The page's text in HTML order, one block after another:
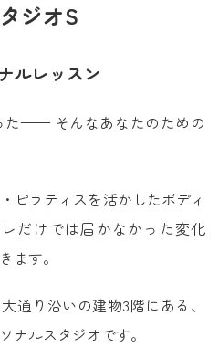
ジオS
ルレッスン
た—— そんなあなたのための
ピラティスを活かしたボディ
だけでは届かなかった変化
ます。
通り沿いの建物3階にある、
ナルスタジオです。